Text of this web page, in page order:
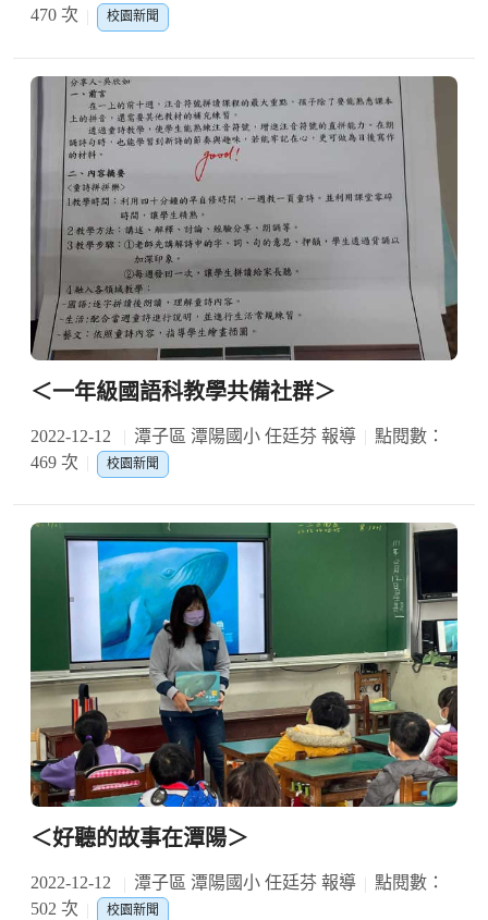
470 次
校園新聞
＜一年級國語科教學共備社群＞
2022-12-12 潭子區 潭陽國小 任廷芬 報導
點閱數：
469 次
校園新聞
＜好聽的故事在潭陽＞
2022-12-12 潭子區 潭陽國小 任廷芬 報導
點閱數：
502 次
校園新聞